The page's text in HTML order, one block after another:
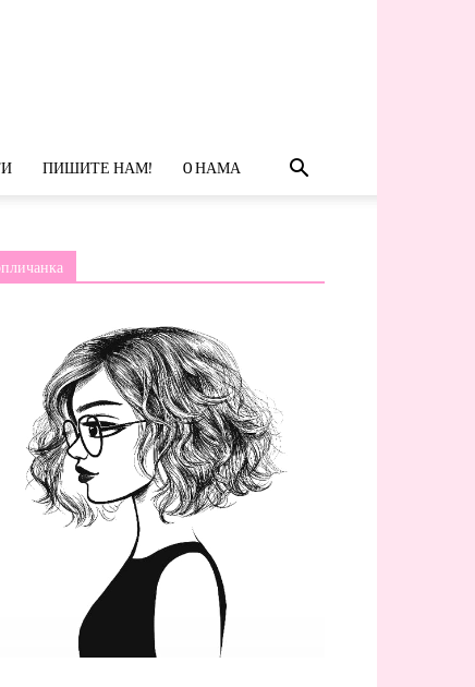
ПИШИТЕ НАМ! O НАМА